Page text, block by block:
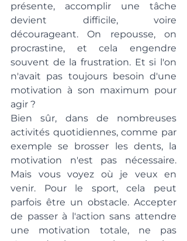
présente, accomplir une tâche
devient difficile, voire
décourageant. On repousse, on
procrastine, et cela engendre
souvent de la frustration. Et si l'on
n'avait pas toujours besoin d'une
motivation à son maximum pour
agir ?
Bien sûr, dans de nombreuses
activités quotidiennes, comme par
exemple se brosser les dents, la
motivation n'est pas nécessaire.
Mais vous voyez où je veux en
venir. Pour le sport, cela peut
parfois être un obstacle. Accepter
de passer à l'action sans attendre
une motivation totale, ne pas